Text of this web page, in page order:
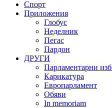
Спорт
Приложения
Глобус
Неделник
Пегас
Пардон
ДРУГИ
Парламентарни
Карикатура
Европарламент
Обяви
In memoriam